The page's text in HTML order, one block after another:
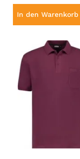
In den Warenkorb